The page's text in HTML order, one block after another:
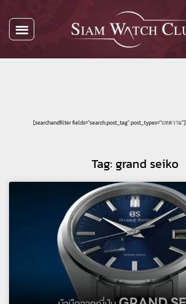
[searchandfilter fields="search,post_tag" post_types="บทความ"]
Tag: grand seiko